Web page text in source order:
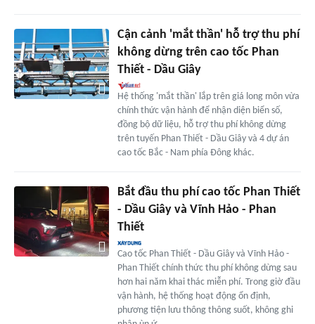
Cận cảnh 'mắt thần' hỗ trợ thu phí
không dừng trên cao tốc Phan
Thiết - Dầu Giây
Hệ thống 'mắt thần' lắp trên giá long môn vừa
chính thức vận hành để nhận diện biển số,
đồng bộ dữ liệu, hỗ trợ thu phí không dừng
trên tuyến Phan Thiết - Dầu Giây và 4 dự án
cao tốc Bắc - Nam phía Đông khác.
Bắt đầu thu phí cao tốc Phan Thiết
- Dầu Giây và Vĩnh Hảo - Phan
Thiết
Cao tốc Phan Thiết - Dầu Giây và Vĩnh Hảo -
Phan Thiết chính thức thu phí không dừng sau
hơn hai năm khai thác miễn phí. Trong giờ đầu
vận hành, hệ thống hoạt động ổn định,
phương tiện lưu thông thông suốt, không ghi